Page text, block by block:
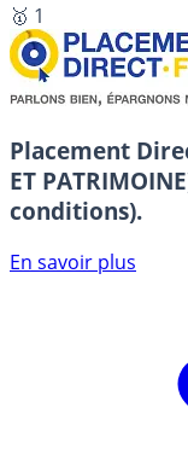
🥇 1
Placement
ET
conditions).
En savoir plus